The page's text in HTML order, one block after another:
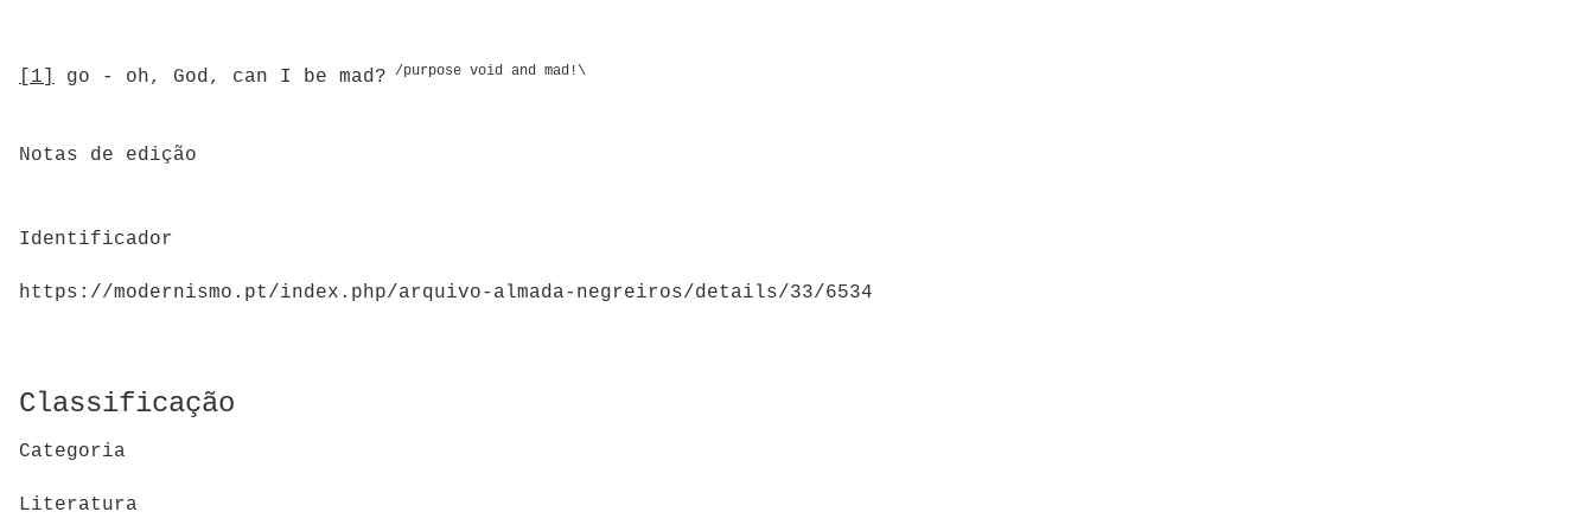
[1] go ‑ oh, God, can I be mad? /purpose void and mad!\
Notas de edição
Identificador
https://modernismo.pt/index.php/arquivo-almada-negreiros/details/33/6534
Classificação
Categoria
Literatura